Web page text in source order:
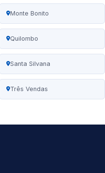
Monte Bonito
Quilombo
Santa Silvana
Três Vendas